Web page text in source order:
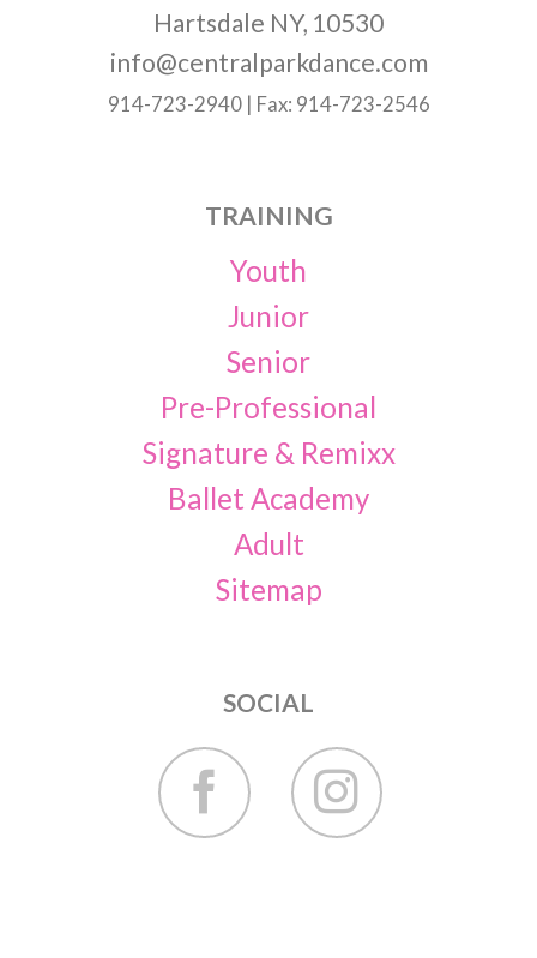
Hartsdale NY, 10530
info@centralparkdance.com
914-723-2940 | Fax: 914-723-2546
TRAINING
Youth
Junior
Senior
Pre-Professional
Signature & Remixx
Ballet Academy
Adult
Sitemap
SOCIAL